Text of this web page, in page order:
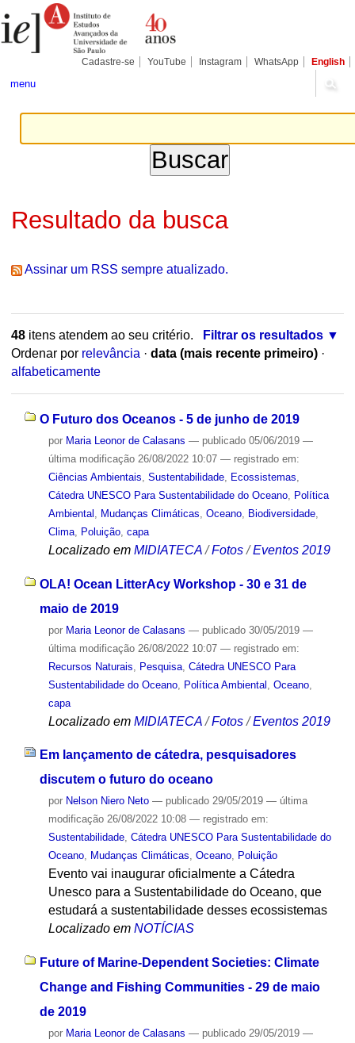
para
conteúdo.
Pessoais
Cadastre-se YouTube Instagram WhatsApp English
menu
Resultado da busca
Assinar um RSS sempre atualizado.
48itens atendem ao seu critério.
Filtrar os resultados
Ordenar por relevância · data (mais recente primeiro) ·
alfabeticamente
O Futuro dos Oceanos - 5 de junho de 2019
por Maria Leonor de Calasans — publicado05/06/2019 —
última modificação26/08/2022 10:07 — registrado em:
Ciências Ambientais Sustentabilidade, Ecossistemas
Cátedra UNESCO Para Sustentabilidade do Oceano,
Política
Ambiental
Mudanças Climáticas Oceano, Biodiversidade,
Clima, Poluição, capa
Localizado em MIDIATECA /Fotos /Eventos 2019
OLA! Ocean LitterAcy Workshop - 30 e 31 de
maio de 2019
por Maria Leonor de Calasans — publicado30/05/2019 —
última modificação26/08/2022 10:07 — registrado em:
Recursos Naturais
Pesquisa, Cátedra UNESCO Para
Sustentabilidade do Oceano, Política Ambiental Oceano,
capa
Localizado em MIDIATECA /Fotos /Eventos 2019
Em lançamento de cátedra, pesquisadores
discutem o futuro do oceano
por Nelson Niero Neto — publicado29/05/2019 — última
modificação26/08/2022 10:08 — registrado em:
Sustentabilidade, Cátedra UNESCO Para Sustentabilidade do
Oceano, Mudanças Climáticas, Oceano, Poluição
Evento vai inaugurar oficialmente a Cátedra
Unesco para a Sustentabilidade do Oceano, que
estudará a sustentabilidade desses ecossistemas
Localizado em NOTÍCIAS
Future of Marine-Dependent Societies: Climate
Change and Fishing Communities - 29 de maio
de 2019
por Maria Leonor de Calasans — publicado29/05/2019 —